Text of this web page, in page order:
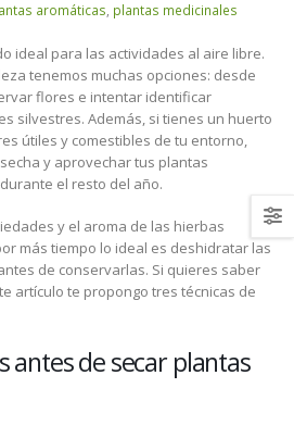
aromáticas plantas medicinales
ideal para las actividades al aire libre.
tenemos muchas opciones: desde
flores e intentar identificar
silvestres. Además, si tienes un huerto
útiles y comestibles de tu entorno,
y aprovechar tus plantas
el resto del año.
y el aroma de las hierbas
más tiempo lo ideal es deshidratar las
de conservarlas. Si quieres saber
artículo te propongo tres técnicas de
antes de secar plantas